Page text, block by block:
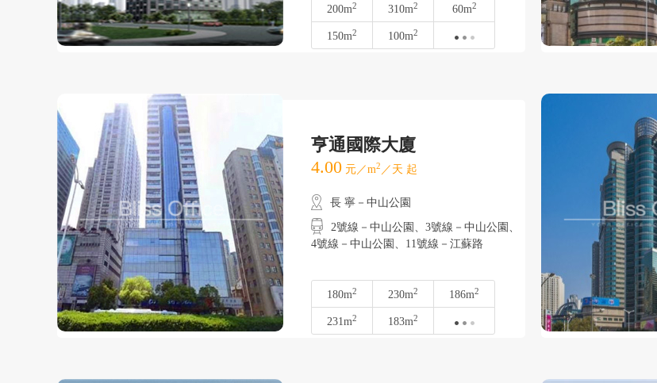
200m2 310m2 60m2
150m2 100m2
亨通國際大廈
4.00 元／m2 ／天 起
長 寧－中山公園
2號線－中山公園、3號線－中山公園、
4號線－中山公園、11號線－江蘇路
180m2 230m2 186m2
231m2 183m2